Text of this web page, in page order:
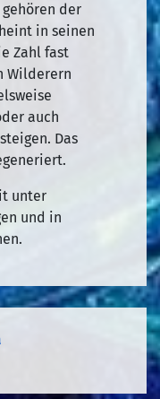
der
in seinen
Zahl fast
Wilderern
auch
Das
unter
und in